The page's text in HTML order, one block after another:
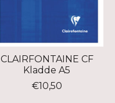
CLAIRFONTAINE CF
Kladde A5
€10,50